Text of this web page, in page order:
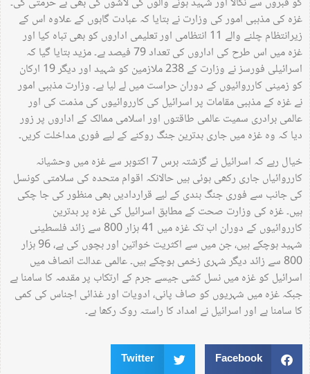
غزہ کی مذہبی امور کی وزارت نے بتایا کہ عبادت گاہوں کے علاوہ اس کے
زیرانتظام چلنے والے 11 انتظامی اور تعلیمی اداروں کو بھی تباہ کیا اور
غزہ میں اس طرح کی اداروں کی تعداد 79 فیصد ہے۔ مزید بتایا گیا کہ
اسرائیلی فورسز نے وزارت کے 238 ملازمین کو شہید اور دیگر 19 ارکان
کو زمینی کارروائیوں کے دوران حراست میں لے لیا ہے۔ وزارت مذہبی امور
نے غزہ کے مذہبی مقامات پر اسرائیل کی کارروائیوں کی مذمت کی اور
عالمی برادری سمیت عالمی طاقتوں اور اسلامی ممالک کے اداروں پر زور
دیا کہ وہ غزہ میں جاری بدترین جنگ روکنے کے لیے فوری مداخلت کریں۔
خیال رہے کہ اسرائیل نے گزشتہ برس 7 اکتوبر سے غزہ میں وحشیانہ
کارروائیاں جاری رکھی ہوئی ہیں حالانکہ اقوام متحدہ کی سلامتی کونسل
کی جانب سے فوری جنگ بندی کے لیے قراردادیں بھی منظور کی جا چکی
ہیں۔ غزہ کی وزارت صحت کے مطابق اسرائیل کی غزہ پر بدترین
کارروائیوں کے دوران اب تک غزہ میں 41 ہزار 800 سے زائد فلسطینی
شہید ہوچکے ہیں، جن میں سے اکثریت خواتین اور بچوں کی ہے، 96 ہزار
800 سے زائد دیگر شہری زخمی ہوچکے ہیں۔ عالمی عدالت انصاف میں
اسرائیل کو غزہ میں نسل کشی جیسے جرم کے ارتکاب پر مقدمہ کا سامنا ہے
جبکہ غزہ میں شہریوں کو صاف پانی، ادویات اور غذائی اجناس کی کمی
کا سامنا ہے اور اسرائیل نے امداد کا راستہ روک رکھا ہے۔
Facebook
Twitter